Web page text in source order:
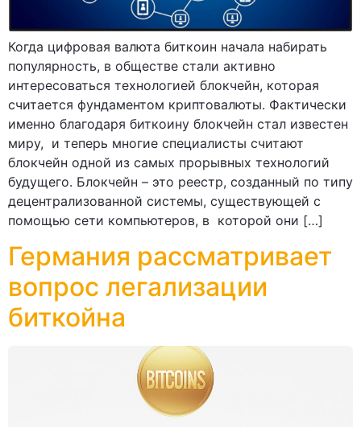
Когда цифровая валюта биткоин начала набирать
популярность, в обществе стали активно
интересоваться технологией блокчейн, которая
считается фундаментом криптовалюты. Фактически
именно благодаря биткоину блокчейн стал известен
миру, и теперь многие специалисты считают
блокчейн одной из самых прорывных технологий
будущего. Блокчейн – это реестр, созданный по типу
децентрализованной системы, существующей с
помощью сети компьютеров, в которой они […]
Германия рассматривает
вопрос легализации
биткойна